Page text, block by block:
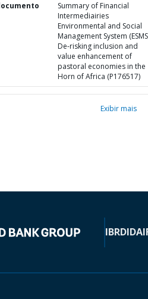
Summary of Financial
Intermediairies
Environmental and Social
Management System
De-risking inclusion and
value enhancement of
pastoral economies in the
Horn of Africa (P176517)
Exibir mais
IBRDIDA